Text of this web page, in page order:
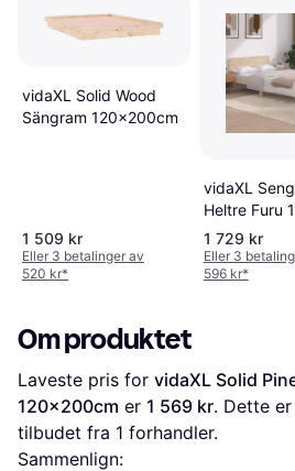
vidaXL Solid Wood
Sängram 120x200cm
1 509 kr
Eller 3 betalinger av
520 kr*
vidaXL
Heltre Furu
cm Sängram
1 729 kr
Eller 3
596 kr*
Om produktet
Laveste pris for vidaXL Solid
120x200cm er 1 569 kr. Dette
tilbudet fra 1 forhandler.
Sammenlign: